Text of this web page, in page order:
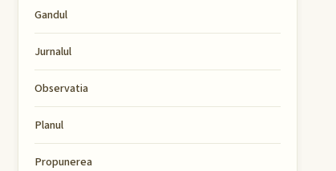
Gandul
Jurnalul
Observatia
Planul
Propunerea